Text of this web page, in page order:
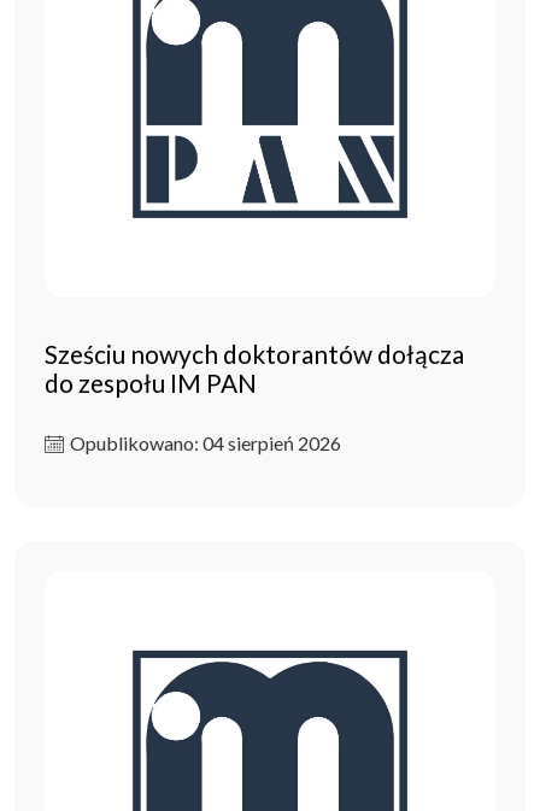
Sześciu nowych doktorantów dołącza
do zespołu IM PAN
Opublikowano: 04 sierpień 2026